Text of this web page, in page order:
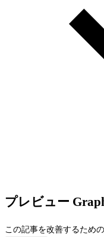
プレビュー
この記事を改善するため